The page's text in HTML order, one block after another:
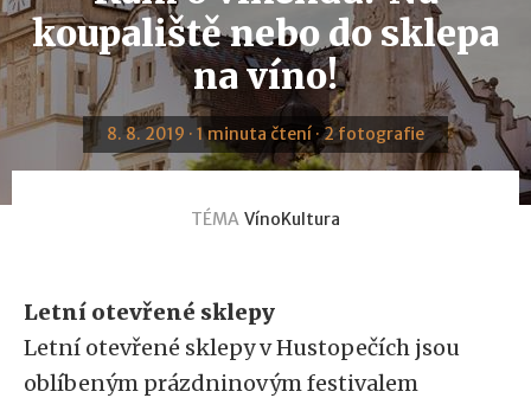
koupaliště nebo do sklepa
na víno!
8. 8. 2019 · 1 minuta čtení · 2 fotografie
TÉMA VínoKultura
Letní otevřené sklepy
Letní otevřené sklepy v Hustopečích jsou
oblíbeným prázdninovým festivalem